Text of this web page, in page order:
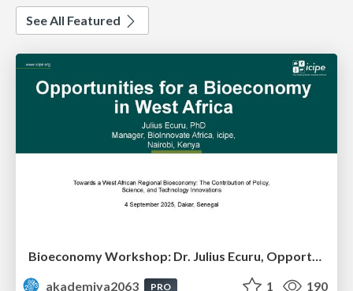
See All Featured
Bioeconomy Workshop: Dr. Julius Ecuru, Opportunities for a Bioeconomy in West Africa
akademiya2063
PRO 1 190